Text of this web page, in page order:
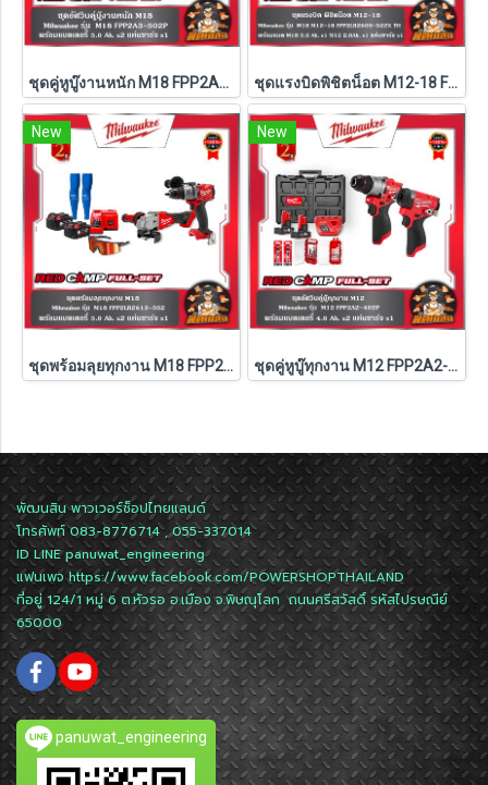
ชุดคู่หูบู๊งานหนัก M18 FPP2A3-502P Milwaukee (Q3) ชุดแรงบิดพิชิตน็อต M12-18 FPP2LR2605-522X TH Milwaukee (M18-FMTIW2F12-0X0+M12-FRAIWF12-0)
New
ชุดพร้อมลุยทุกงาน M18 FPP2LR2613-502 Milwaukee (M18-FPD3+M18-FSAGV100XB-0X0)
New
ชุดคู่หูบู๊ทุกงาน M12 FPP2A2-402P Milwaukee (Q3)
พัฒนสิน พาวเวอร์ช็อปไทยแลนด์
โทรศัพท์ 083-8776714 , 055-337014
ID LINEpanuwat_engineering
แฟนเพจhttps://www.facebook.com/POWERSHOPTHAILAND
ที่อยู่ 124/1 หมู่ 6 ต.หัวรอ อ.เมือง จ.พิษณุโลก ถนนศรีสวัสดิ์ รหัสไปรษณีย์
65000
panuwat_engineering